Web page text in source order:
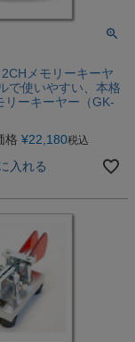
メモリーキーヤ
で使いやすい、本格
リーキーヤー（GK-
格 ¥22,180税込
入れる